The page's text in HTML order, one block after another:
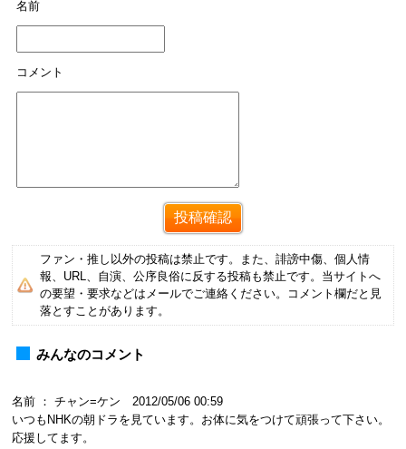
名前
コメント
ファン・推し以外の投稿は禁止です。また、誹謗中傷、個人情
報、URL、自演、公序良俗に反する投稿も禁止です。当サイトへ
の要望・要求などはメールでご連絡ください。コメント欄だと見
落とすことがあります。
みんなのコメント
名前 ： チャン=ケン 2012/05/06 00:59
いつもNHKの朝ドラを見ています。お体に気をつけて頑張って下さい。
応援してます。